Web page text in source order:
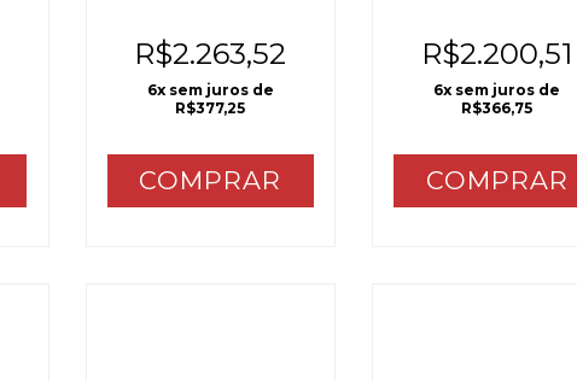
R$2.263,52
6x sem juros de
R$377,25
COMPRAR
R$2.200,51
6x sem juros de
R$366,75
COMPRAR